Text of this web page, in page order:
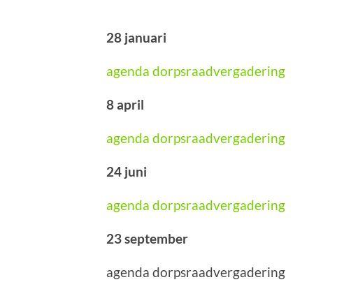
28 januari
agenda dorpsraadvergadering
8 april
agenda dorpsraadvergadering
24 juni
agenda dorpsraadvergadering
23 september
agenda dorpsraadvergadering